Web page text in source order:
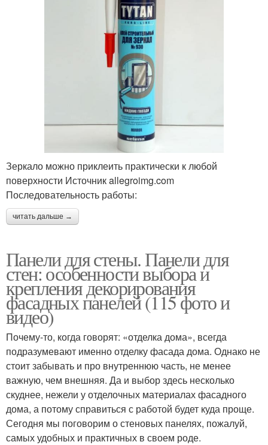
Зеркало можно приклеить практически к любой
поверхности Источник allegroimg.com
Последовательность работы:
читать дальше →
Панели для стены. Панели для
стен: особенности выбора и
крепления декорирования
фасадных панелей (115 фото и
видео)
Почему-то, когда говорят: «отделка дома», всегда
подразумевают именно отделку фасада дома. Однако не
стоит забывать и про внутреннюю часть, не менее
важную, чем внешняя. Да и выбор здесь несколько
скуднее, нежели у отделочных материалах фасадного
дома, а потому справиться с работой будет куда проще.
Сегодня мы поговорим о стеновых панелях, пожалуй,
самых удобных и практичных в своем роде.